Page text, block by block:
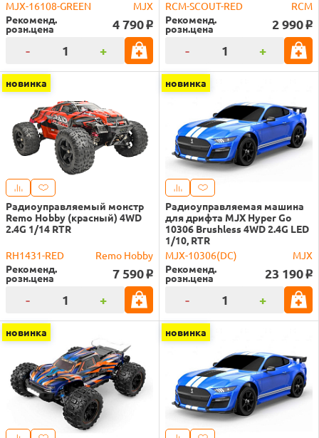
MJX-16108-GREEN
MJX
Рекоменд.
розн.цена 4 790 o
- +
RCM-SCOUT-RED
RCM
Рекоменд.
розн.цена 2 990 o
- +
новинка
Радиоуправляемый монстр
Remo Hobby (красный) 4WD
2.4G 1/14 RTR
RH1431-RED
Remo Hobby
Рекоменд.
розн.цена 7 590 o
- +
новинка
Радиоуправляемая машина
для дрифта MJX Hyper Go
10306 Brushless 4WD 2.4G LED
1/10, RTR
MJX-10306(DC)
MJX
Рекоменд.
розн.цена 23 190 o
- +
новинка новинка